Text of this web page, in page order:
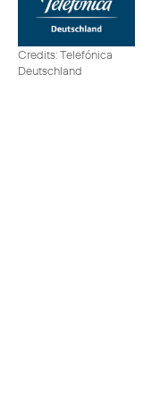
Credits: Telefónica
Deutschland